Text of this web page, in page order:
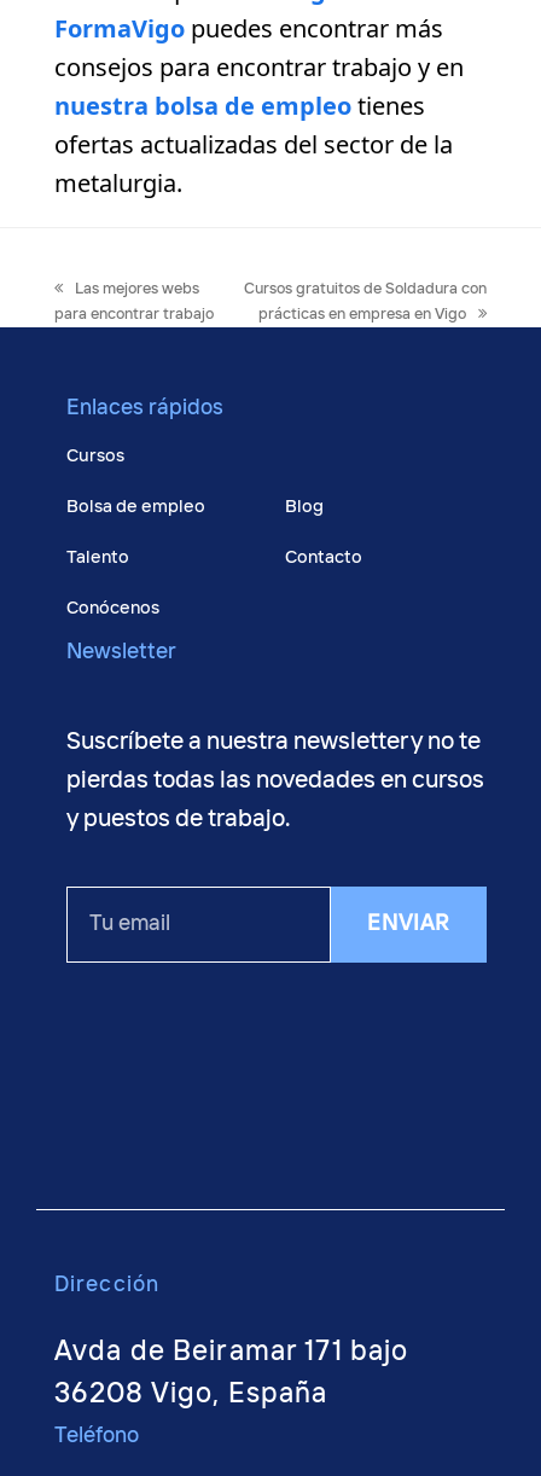
FormaVigopuedes encontrar más
consejos para encontrar trabajo y en
nuestra bolsa de empleotienes
ofertas actualizadas del sector de la
metalurgia.
previous
post:
Las mejores webs
para encontrar trabajo
next
post:
Cursos gratuitos de Soldadura con
prácticas en empresa en Vigo
Enlaces rápidos
Cursos
Bolsa de empleo
Talento
Conócenos
Blog
Contacto
Newsletter
Suscríbete a nuestra newsletter y no te
pierdas todas las novedades en cursos
y puestos de trabajo.
ENVIAR
Dirección
Avda de Beiramar 171 bajo
36208 Vigo, España
Teléfono